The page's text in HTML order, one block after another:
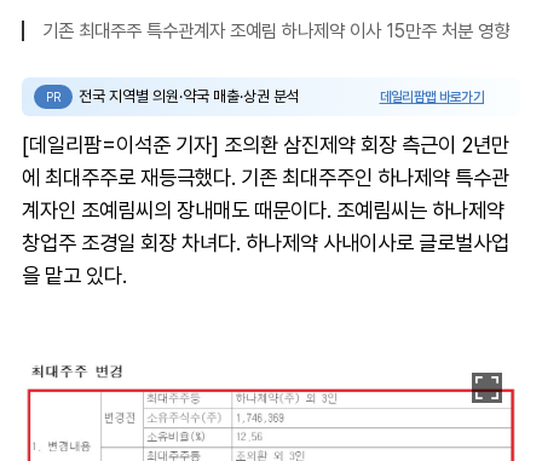
기존 최대주주 특수관계자 조예림 하나제약 이사 15만주 처분 영향
PR 전국 지역별 의원·약국 매출·상권 분석 데일리팜맵 바로가기
[데일리팜=이석준 기자] 조의환 삼진제약 회장 측근이 2년만
에 최대주주로 재등극했다. 기존 최대주주인 하나제약 특수관
계자인 조예림씨의 장내매도 때문이다. 조예림씨는 하나제약
창업주 조경일 회장 차녀다. 하나제약 사내이사로 글로벌사업
을 맡고 있다.